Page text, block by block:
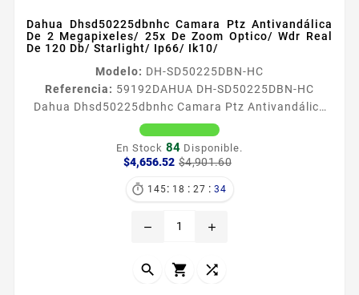
Dahua Dhsd50225dbnhc Camara Ptz Antivandálica
De 2 Megapixeles/ 25x De Zoom Optico/ Wdr Real
De 120 Db/ Starlight/ Ip66/ Ik10/
Modelo: DH-SD50225DBN-HC
Referencia: 59192DAHUA DH-SD50225DBN-HC
Dahua Dhsd50225dbnhc Camara Ptz Antivandálica
De 2 Megapixeles/ 25x De Zoom Optico/ Wdr Real De
120 Db/ Starlight/ Ip66/ Ik10/ Información General
Con su potente zoom óptico y capacidades precisas
proporciona una solución todo en uno para
tecnologia de luz estelar lo que le...
En Stock 84 Disponible.
$4,656.52 $4,901.60
 145: 18 : 27 : 33
remove add
  